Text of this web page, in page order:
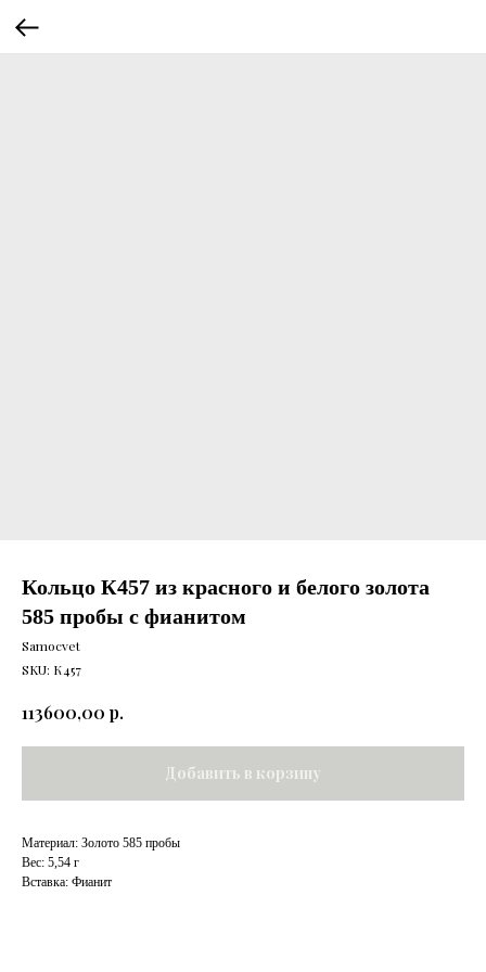
Кольцо К457 из красного и белого золота
585 пробы с фианитом
Samocvet
SKU: К457
113600,00 р.
Добавить в корзину
Материал: Золото 585 пробы
Вес: 5,54 г
Вставка: Фианит